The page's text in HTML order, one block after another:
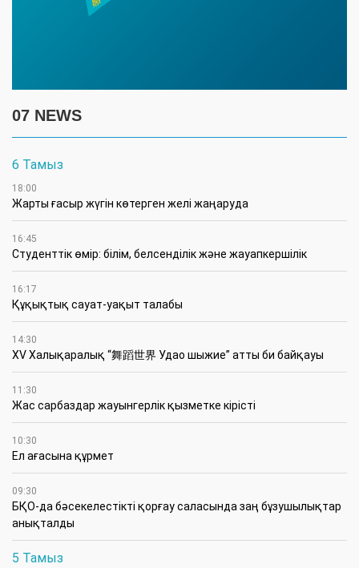
07 NEWS
6 Тамыз
18:00
Жарты ғасыр жүгін көтерген желі жаңаруда
16:45
Студенттік өмір: білім, белсенділік және жауапкершілік
16:17
Құқықтық сауат-уақыт талабы
14:30
XV Халықаралық “舞蹈世界 Удао шыжие” атты би байқауы
11:30
Жас сарбаздар жауынгерлік қызметке кірісті
10:30
Ел ағасына құрмет
09:30
БҚО-да бәсекелестікті қорғау саласында заң бұзушылықтар
анықталды
5 Тамыз